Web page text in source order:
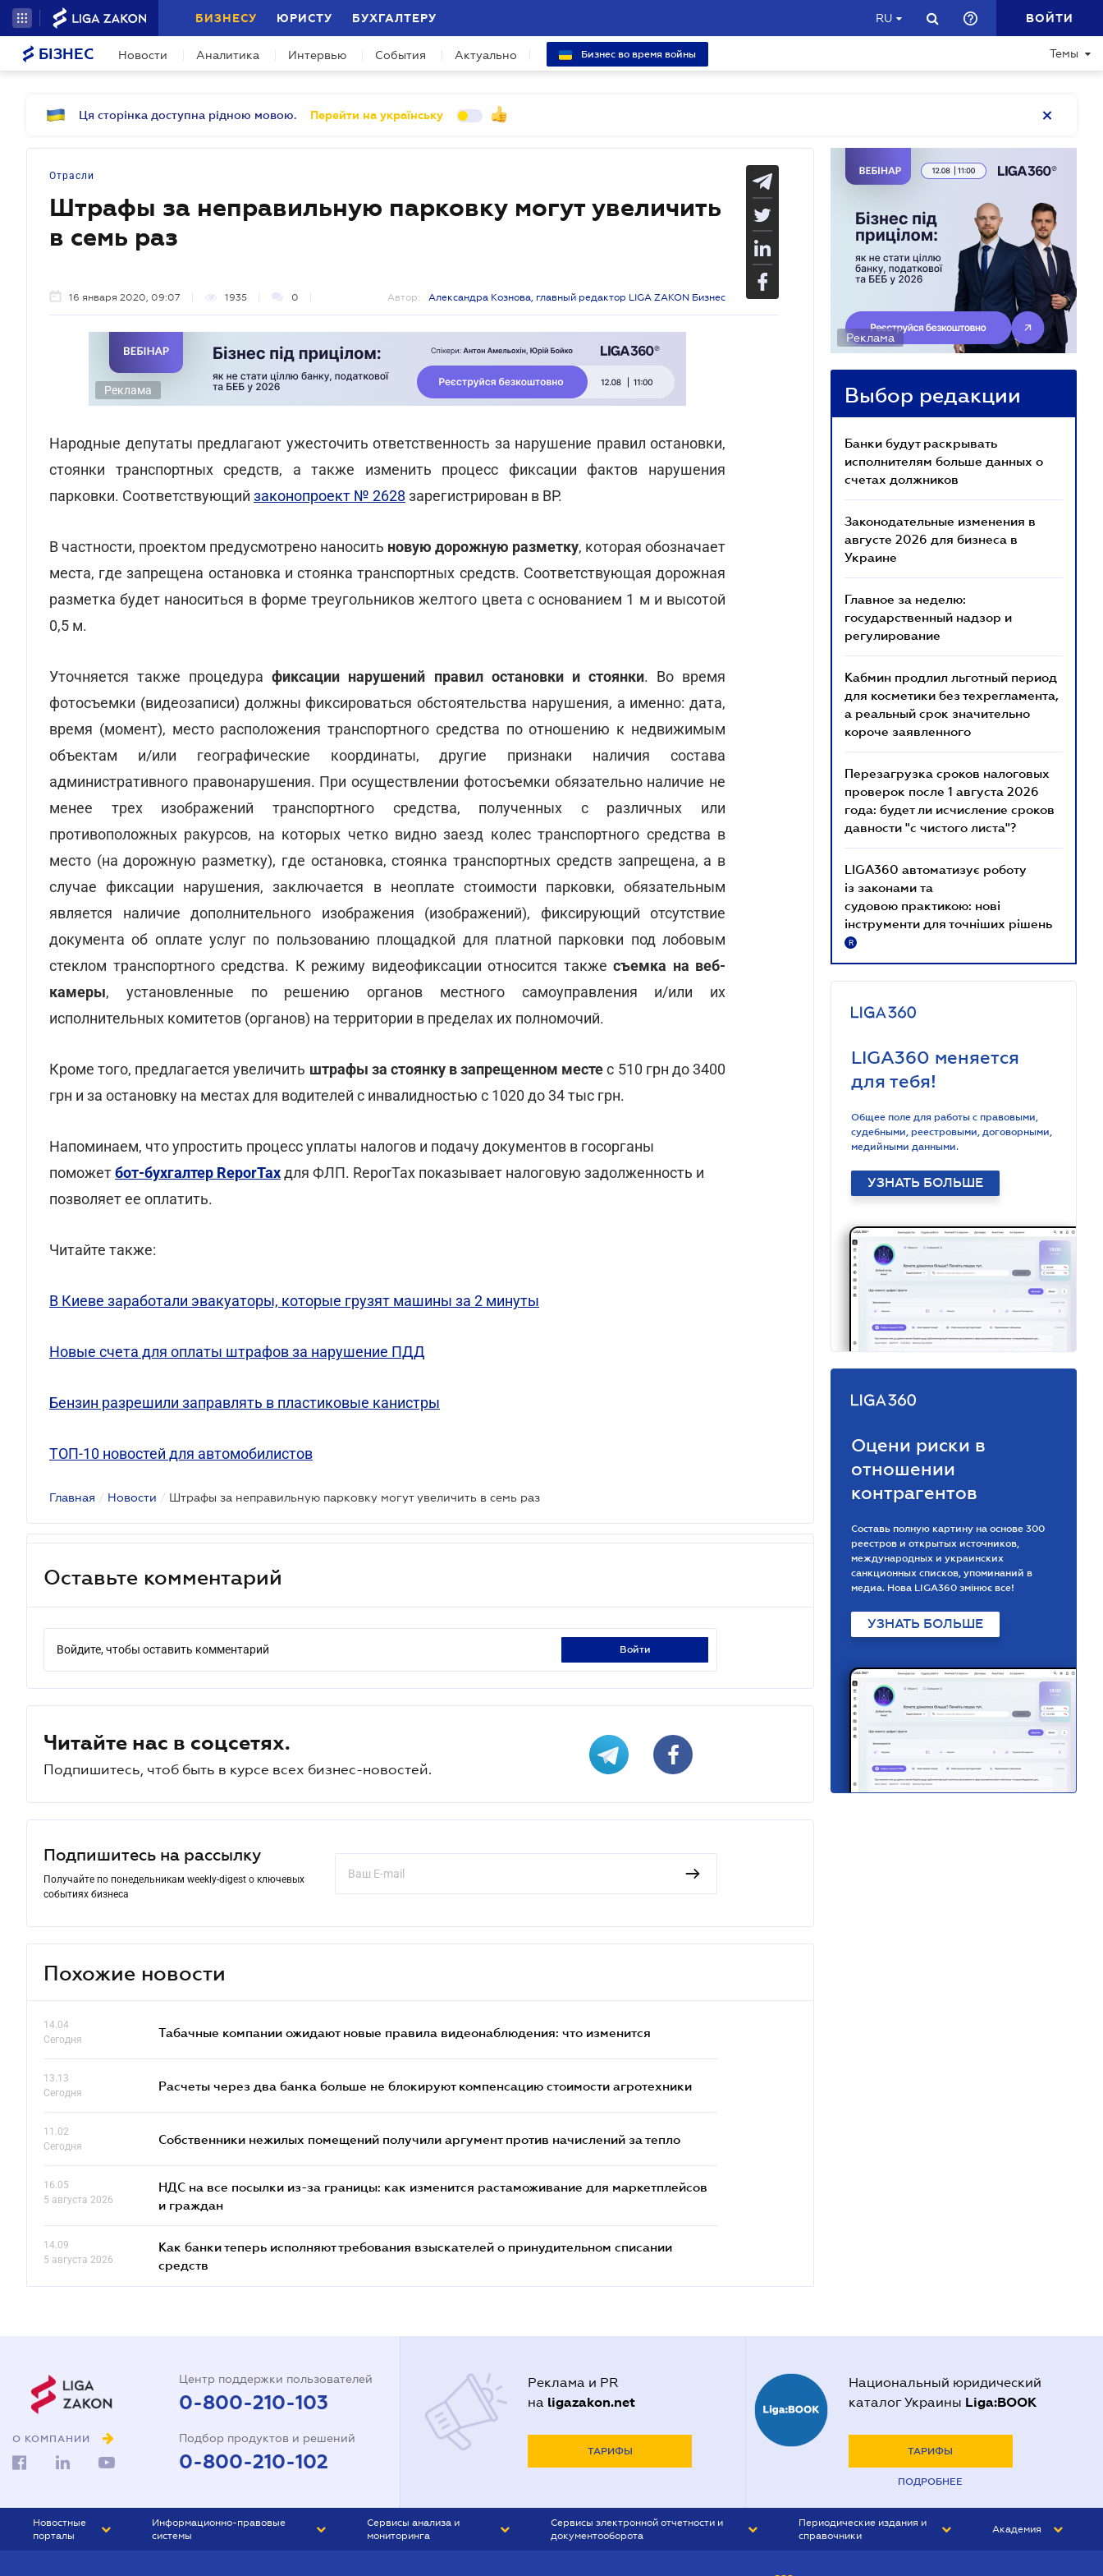
БИЗНЕСУ ЮРИСТУ БУХГАЛТЕРУ RU ВОЙТИ
БІЗНЕС Новости Аналитика Интервью События Актуально Бизнес во время войны Темы
Ця сторінка доступна рідною мовою. Перейти на українську
Отрасли
Штрафы за неправильную парковку могут увеличить
в семь раз
16 января 2020, 09:07 1935 0 Автор: Александра Кознова, главный редактор LIGA ZAKON Бизнес
Реклама
Народные депутаты предлагают ужесточить ответственность за нарушение правил остановки,
стоянки транспортных средств, а также изменить процесс фиксации фактов нарушения
парковки. Соответствующий законопроект № 2628 зарегистрирован в ВР.
В частности, проектом предусмотрено наносить новую дорожную разметку, которая обозначает
места, где запрещена остановка и стоянка транспортных средств. Соответствующая дорожная
разметка будет наноситься в форме треугольников желтого цвета с основанием 1 м и высотой
0,5 м.
Уточняется также процедурафиксации нарушений правил остановки и стоянки. Во время
фотосъемки (видеозаписи) должны фиксироваться обстоятельства нарушения, а именно: дата,
время (момент), место расположения транспортного средства по отношению к недвижимым
объектам и/или географические координаты, другие признаки наличия состава
административного правонарушения. При осуществлении фотосъемки обязательно наличие не
менее трех изображений транспортного средства, полученных с различных или
противоположных ракурсов, на которых четко видно заезд колес транспортного средства в
место (на дорожную разметку), где остановка, стоянка транспортных средств запрещена, а в
случае фиксации нарушения, заключается в неоплате стоимости парковки, обязательным
является наличие дополнительного изображения (изображений), фиксирующий отсутствие
документа об оплате услуг по пользованию площадкой для платной парковки под лобовым
стеклом транспортного средства. К режиму видеофиксации относится также съемка на веб-
камеры, установленные по решению органов местного самоуправления и/или их
исполнительных комитетов (органов) на территории в пределах их полномочий.
Кроме того, предлагается увеличить штрафы за стоянку в запрещенном местес 510 грн до 3400
грн и за остановку на местах для водителей с инвалидностью с 1020 до 34 тыс грн.
Напоминаем, что упростить процесс уплаты налогов и подачу документов в госорганы
поможетбот-бухгалтер ReporTaxдля ФЛП. ReporTax показывает налоговую задолженность и
позволяет ее оплатить.
Читайте также:
В Киеве заработали эвакуаторы, которые грузят машины за 2 минуты
Новые счета для оплаты штрафов за нарушение ПДД
Бензин разрешили заправлять в пластиковые канистры
ТОП-10 новостей для автомобилистов
Главная / Новости / Штрафы за неправильную парковку могут увеличить в семь раз
Оставьте комментарий
Войдите, чтобы оставить комментарий войти
Читайте нас в соцсетях.
Подпишитесь, чтоб быть в курсе всех бизнес-новостей.
Подпишитесь на рассылку
Получайте по понедельникам weekly-digest о ключевых
событиях бизнеса
Похожие новости
14.04
Сегодня
Табачные компании ожидают новые правила видеонаблюдения: что изменится
13.13
Сегодня
Расчеты через два банка больше не блокируют компенсацию стоимости агротехники
11.02
Сегодня
Собственники нежилых помещений получили аргумент против начислений за тепло
16.05
5 августа 2026
НДС на все посылки из-за границы: как изменится растаможивание для маркетплейсов
и граждан
14.09
5 августа 2026
Как банки теперь исполняют требования взыскателей о принудительном списании
средств
Реклама
Выбор редакции
Банки будут раскрывать
исполнителям больше данных о
счетах должников
Законодательные изменения в
августе 2026 для бизнеса в
Украине
Главное за неделю:
государственный надзор и
регулирование
Кабмин продлил льготный период
для косметики без техрегламента,
а реальный срок значительно
короче заявленного
Перезагрузка сроков налоговых
проверок после 1 августа 2026
года: будет ли исчисление сроков
давности "с чистого листа"?
LIGA360 автоматизує роботу
із законами та
судовою практикою: нові
інструменти для точніших рішень
R
LIGA360 меняется
для тебя!
Общее поле для работы с правовыми,
судебными, реестровыми, договорными,
медийными данными.
УЗНАТЬ БОЛЬШЕ
Оцени риски в
отношении
контрагентов
Составь полную картину на основе 300
реестров и открытых источников,
международных и украинских
санкционных списков, упоминаний в
медиа. Нова LIGA360 змінює все!
УЗНАТЬ БОЛЬШЕ
О КОМПАНИИ
Центр поддержки пользователей
0-800-210-103
Подбор продуктов и решений
0-800-210-102
Реклама и PR
на ligazakon.net
ТАРИФЫ
Национальный юридический
каталог Украины Liga:BOOK
ТАРИФЫ
ПОДРОБНЕЕ
Новостные
порталы
Информационно-правовые
системы
Сервисы анализа и
мониторинга
Сервисы электронной отчетности и
документооборота
Периодические издания и
справочники
Академия